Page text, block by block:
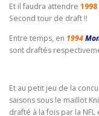
Et il faudra attendre 1998
Second tour de draft !!
Entre temps, en 1994
sont draftés
Et au petit jeu de la
saisons sous le maillot
drafté à la fois par la